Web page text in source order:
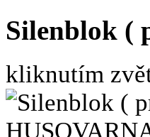
Silenblok (
kliknutím